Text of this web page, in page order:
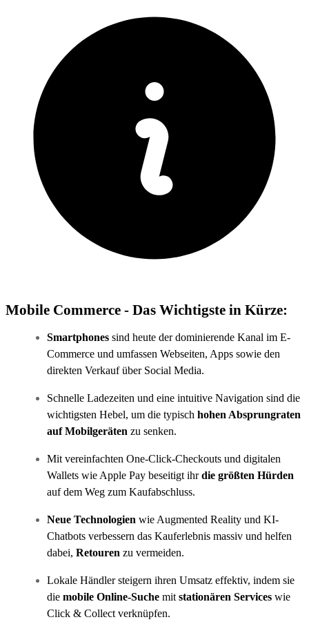
Mobile Commerce - Das Wichtigste in Kürze:
Smartphones sind heute der dominierende Kanal im E-
Commerce und umfassen Webseiten, Apps sowie den
direkten Verkauf über Social Media.
Schnelle Ladezeiten und eine intuitive Navigation sind die
wichtigsten Hebel, um die typisch hohen Absprungraten
auf Mobilgeräten zu senken.
Mit vereinfachten One-Click-Checkouts und digitalen
Wallets wie Apple Pay beseitigt ihrdie größten Hürden
auf dem Weg zum Kaufabschluss.
Neue Technologien wie Augmented Reality und KI-
Chatbots verbessern das Kauferlebnis massiv und helfen
dabei, Retouren zu vermeiden.
Lokale Händler steigern ihren Umsatz effektiv, indem sie
die mobile Online-Suche mit stationären Services wie
Click & Collect verknüpfen.